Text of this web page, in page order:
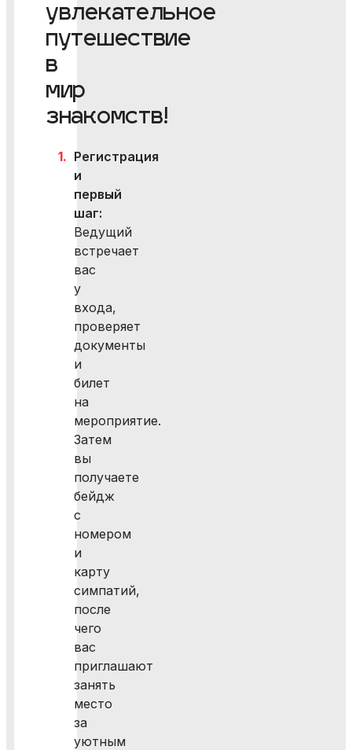
увлекательное
путешествие
в
мир
знакомств!
Регистрация
и
первый
шаг:
Ведущий
встречает
вас
у
входа,
проверяет
документы
и
билет
на
мероприятие.
Затем
вы
получаете
бейдж
с
номером
и
карту
симпатий,
после
чего
вас
приглашают
занять
место
за
уютным